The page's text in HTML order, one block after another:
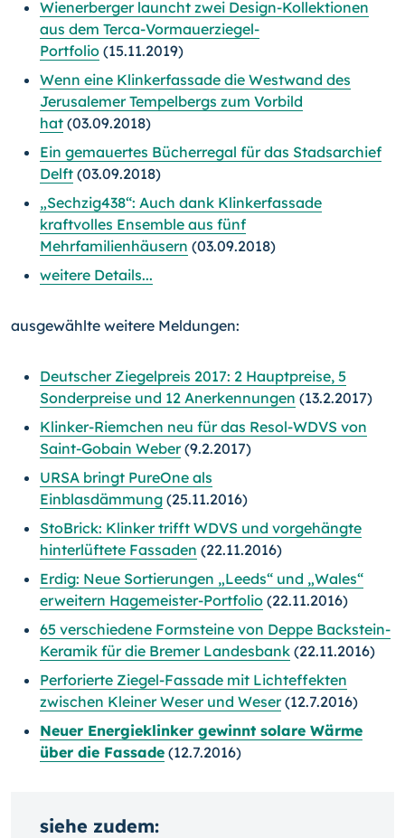
Wienerberger launcht zwei Design-Kollektionen
aus dem Terca-Vormauerziegel-
Portfolio (15.11.2019)
Wenn eine Klinkerfassade die Westwand des
Jerusalemer Tempelbergs zum Vorbild
hat (03.09.2018)
Ein gemauertes Bücherregal für das Stadsarchief
Delft (03.09.2018)
„Sechzig438“: Auch dank Klinkerfassade
kraftvolles Ensemble aus fünf
Mehrfamilienhäusern (03.09.2018)
weitere Details...
ausgewählte weitere Meldungen:
Deutscher Ziegelpreis 2017: 2 Hauptpreise, 5
Sonderpreise und 12 Anerkennungen (13.2.2017)
Klinker-Riemchen neu für das Resol-WDVS von
Saint-Gobain Weber(9.2.2017)
URSA bringt PureOne als
Einblasdämmung (25.11.2016)
StoBrick: Klinker trifft WDVS und vorgehängte
hinterlüftete Fassaden (22.11.2016)
Erdig: Neue Sortierungen „Leeds“ und „Wales“
erweitern Hagemeister-Portfolio (22.11.2016)
65 verschiedene Formsteine von Deppe Backstein-
Keramik für die Bremer Landesbank (22.11.2016)
Perforierte Ziegel-Fassade mit Lichteffekten
zwischen Kleiner Weser und Weser(12.7.2016)
Neuer Energieklinker gewinnt solare Wärme
über die Fassade (12.7.2016)
siehe zudem: